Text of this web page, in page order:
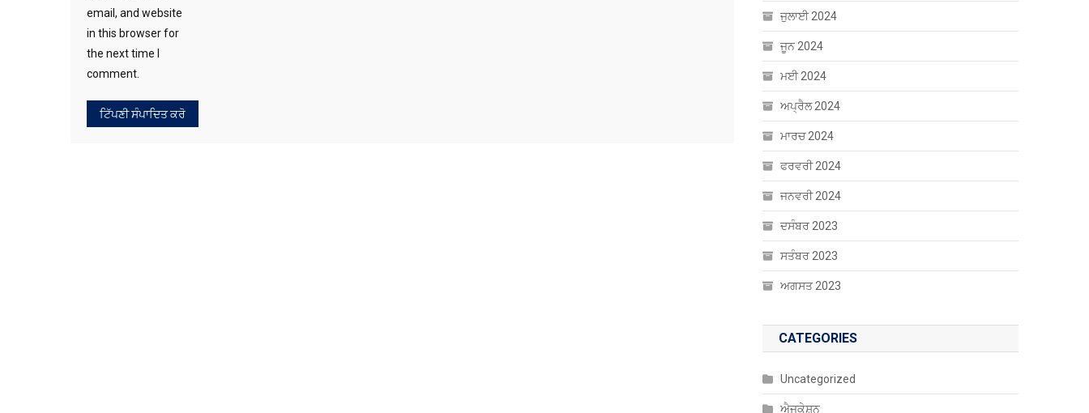
email, and website
in this browser for
the next time I
comment.
ਜੁਲਾਈ 2024
ਜੂਨ 2024
ਮਈ 2024
ਅਪ੍ਰੈਲ 2024
ਮਾਰਚ 2024
ਫਰਵਰੀ 2024
ਜਨਵਰੀ 2024
ਦਸੰਬਰ 2023
ਸਤੰਬਰ 2023
ਅਗਸਤ 2023
CATEGORIES
Uncategorized
ਐਜੂਕੇਸ਼ਨ